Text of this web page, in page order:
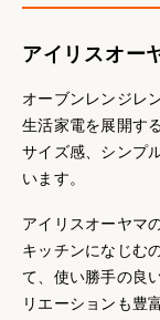
アイリスオー
オーブンレンジレ
生活家電を展開す
サイズ感、シンプ
います。
アイリスオーヤマ
キッチンになじむ
て、使い勝手の良
リエーションも豊